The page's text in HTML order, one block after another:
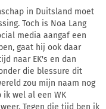
in Duitsland moet
Toch is Noa Lang
media aangaf een
gaat hij ook daar
naar EK's en dan
die blessure dit
zou mijn naam nog
ik wel al een WK